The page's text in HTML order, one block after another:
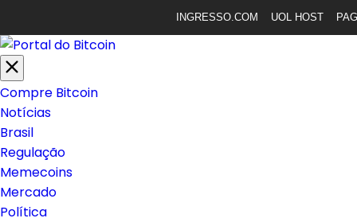
INGRESSO.COM UOL HOST
Compre Bitcoin
Notícias
Brasil
Regulação
Memecoins
Mercado
Política